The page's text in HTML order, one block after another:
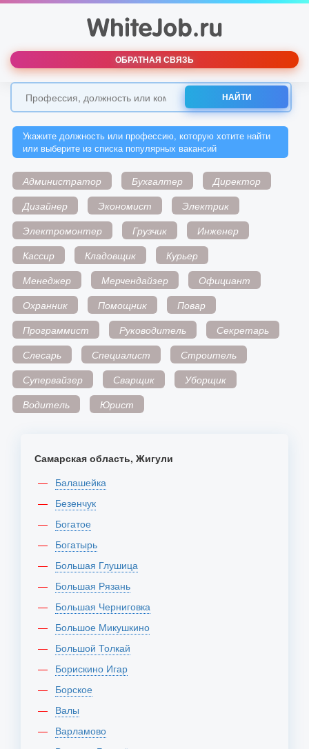
ОБРАТНАЯ СВЯЗЬ
НАЙТИ
Укажите должность или профессию, которую хотите найти
или выберите из списка популярных вакансий
Администратор Бухгалтер
Директор
Дизайнер
Экономист
Электрик
Электромонтер
Грузчик
Инженер
Кассир
Кладовщик
Курьер
Менеджер
Мерчендайзер
Официант
Охранник
Помощник
Повар
Программист
Руководитель
Секретарь
Слесарь
Специалист
Строитель
Супервайзер
Сварщик
Уборщик
Водитель
Юрист
Самарская область, Жигули
Балашейка
Безенчук
Богатое
Богатырь
Большая Глушица
Большая Рязань
Большая Черниговка
Большое Микушкино
Большой Толкай
Борискино Игар
Борское
Валы
Варламово